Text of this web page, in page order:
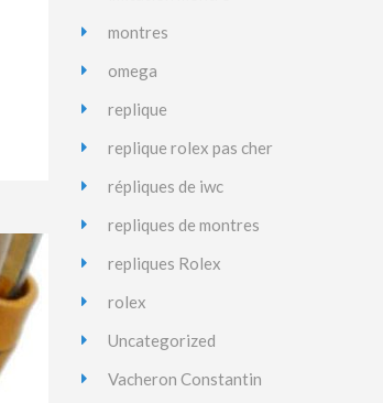
montres
omega
replique
replique rolex pas cher
répliques de iwc
repliques de montres
repliques Rolex
rolex
Uncategorized
Vacheron Constantin